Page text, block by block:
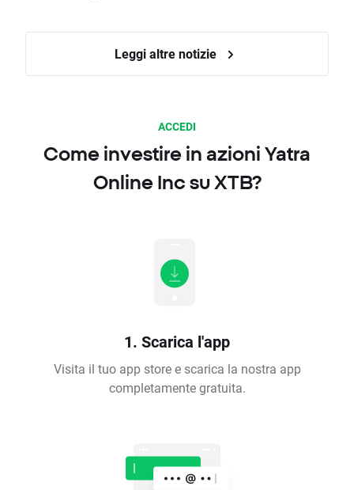
Leggi altre notizie
ACCEDI
Come investire in azioni Yatra
Online Inc su XTB?
1. Scarica l'app
Visita il tuo app store e scarica la nostra app
completamente gratuita.